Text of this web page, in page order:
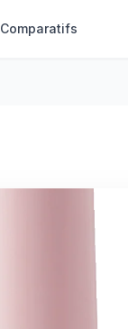
Comparatifs